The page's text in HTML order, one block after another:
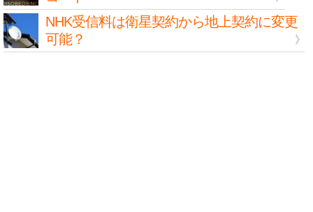
NHK受信料は衛星契約から地上契約に変更
可能？